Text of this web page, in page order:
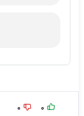
0
0